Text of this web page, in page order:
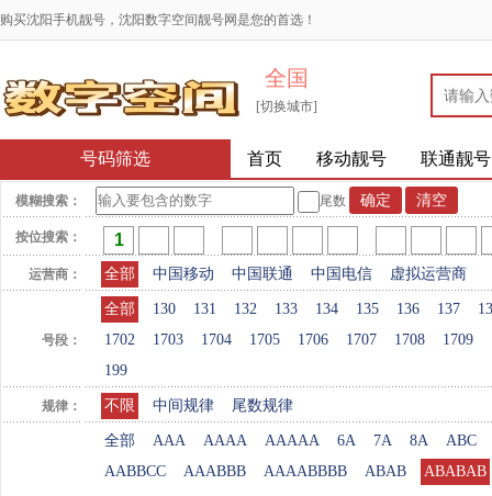
购买沈阳手机靓号，沈阳数字空间靓号网是您的首选！
全国
[切换城市]
号码筛选 首页 移动靓号 联通靓号
模糊搜索： 尾数
按位搜索：
运营商： 全部 中国移动 中国联通 中国电信 虚拟运营商
号段：
全部 130 131 132 133 134 135 136 137
1702
1703 1704 1705 1706 1707 1708 1709
199
规律： 不限 中间规律 尾数规律
全部 AAA AAAA AAAAA 6A 7A 8A
ABC
AABBCC
AAABBB AAAABBBB ABAB
ABABAB